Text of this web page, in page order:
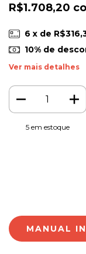
R$1.708,20
6 x de
10% de
Ver mais detalhes
5em estoque